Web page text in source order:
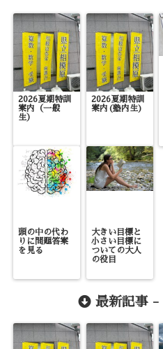
2026夏期特訓
案内（一般
生）
2026夏期特訓
案内(塾内生)
頭の中の代わ
りに問題答案
を見る
大きい目標と
小さい目標に
ついての大人
の役目
最新記事 -